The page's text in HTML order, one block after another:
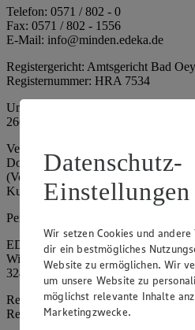
Telefon: 0571 / 802 - 0
Fax: 0571 / 802 - 1556
E-Mail: info@minden.edeka.de
Registergericht: Amtsgericht Bad
Registernummer: HRA 7534
Umsatzsteuer-Identifikationsnummer
266067317
Vertretungsberechtigte: Mark
Dominique Klingsiek
(Vorstandsmitglied), Stephan Wohler
Kuhlmann (Aufsichtsratsvorsitzender)
Persönlich haftende Gesellschafterin:
EDEKA Minden-Hannover Holding
Wittelsbacherallee 61
32427 Minden
Registergericht: Amtsgericht Bad
Registernummer: HRB 4086
Datenschutz-
Einstellungen
Wir setzen Cookies und
dir ein bestmögliches
Website zu ermöglichen. Wir
um unsere Website zu
möglichst relevante Inhalte
Marketingzwecke.